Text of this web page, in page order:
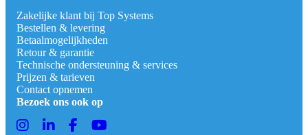
Zakelijke klant bij Top Systems
Bestellen & levering
Betaalmogelijkheden
Retour & garantie
Technische ondersteuning & services
Prijzen & tarieven
Contact opnemen
Bezoek ons ook op